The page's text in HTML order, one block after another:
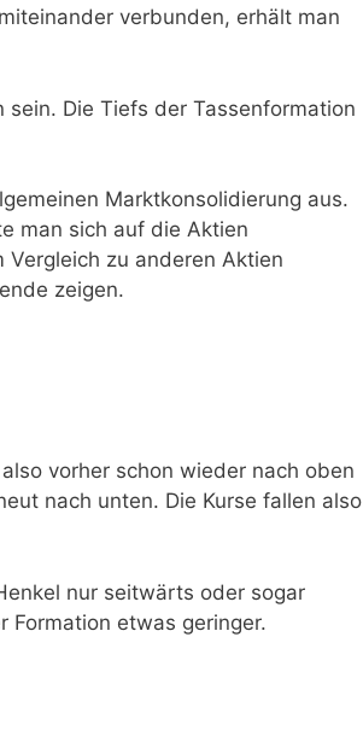
verbunden, erhält man
Die Tiefs der Tassenformation
Marktkonsolidierung aus.
man sich auf die Aktien
zu anderen Aktien
zeigen.
vorher schon wieder nach oben
nach unten. Die Kurse fallen also
nur seitwärts oder sogar
Formation etwas geringer.